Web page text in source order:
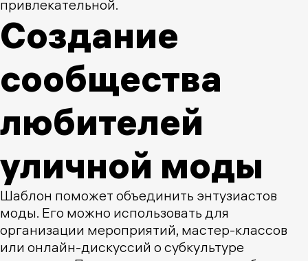
привлекательной.
Создание
сообщества
любителей
уличной моды
Шаблон поможет объединить энтузиастов
моды. Его можно использовать для
организации мероприятий, мастер-классов
или онлайн-дискуссий о субкультуре